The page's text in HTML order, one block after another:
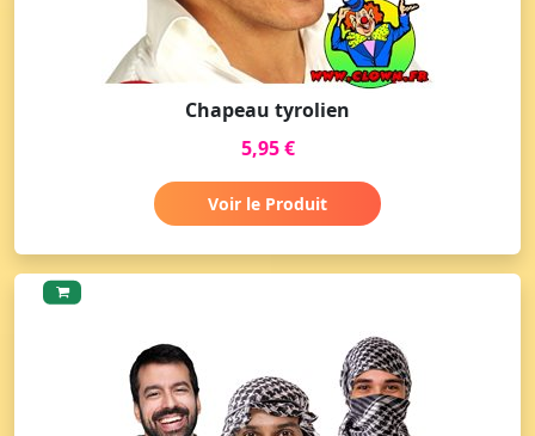
Chapeau tyrolien
5,95 €
Voir le Produit